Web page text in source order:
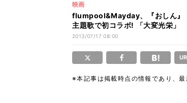
映画
flumpool&Mayday、『おしん』
主題歌で初コラボ! 「大変光栄」
「最高な事」
2013/07/17 08:00
※本記事は掲載時点の情報であり、